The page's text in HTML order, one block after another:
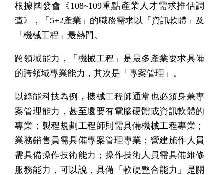
根據國發會《108~109重點產業人才需求推估調
查》，「5+2產業」的職務需求以「資訊軟體」及
「機械工程」最熱門。
跨領域能力，「機械工程」是最多產業要求具備
的跨領域專業能力，其次是「專案管理」。
以綠能科技為例，機械工程師通常也必須身兼專
案管理能力，甚至還要有電腦硬體或資訊軟體的
專業；製程規劃工程師則需具備機械工程專業；
業務銷售員需具備專案管理專業；營建施作人員
需具備操作技術能力；操作技術人員需具備維修
服務能力，可以說，具備「軟硬整合能力」是關